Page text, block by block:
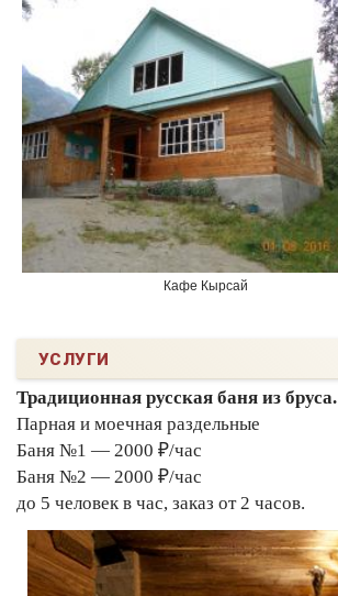
Кафе Кырсай
УСЛУГИ
Традиционная русская баня из бруса.
Парная и моечная раздельные
Баня №1 — 2000 ₽/час
Баня №2 — 2000 ₽/час
до 5 человек в час, заказ от 2 часов.